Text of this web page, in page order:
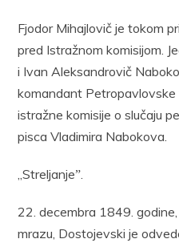
Fjodor Mihajlovič je tokom
pred Istražnom komisijom.
i Ivan Aleksandrovič
komandant
istražne komisije o slučaju
pisca Vladimira Nabokova.
„Streljanjeˮ.
22. decembra 1849.
mrazu, Dostojevski je